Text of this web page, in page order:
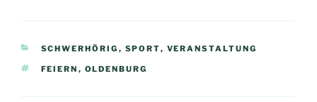
KATEGORIEN
SCHWERHÖRIG , SPORT, VERANSTALTUNG
SCHLAGWÖRTER
FEIERN , OLDENBURG